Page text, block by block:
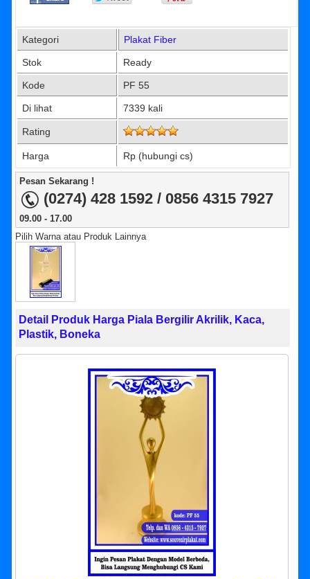
Kategori Plakat Fiber
Stok Ready
Kode PF 55
Di lihat 7339 kali
Rating
Harga Rp (hubungi cs)
Pesan Sekarang !
(0274) 428 1592 / 0856 4315 7927
09.00 - 17.00
Pilih Warna atau Produk Lainnya
Detail Produk Harga Piala Bergilir Akrilik, Kaca,
Plastik, Boneka